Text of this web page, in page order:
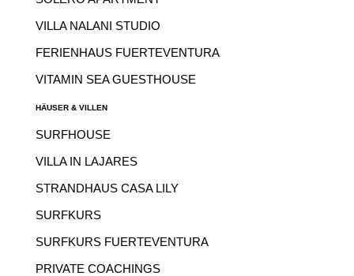
VILLA NALANI STUDIO
FERIENHAUS FUERTEVENTURA
VITAMIN SEA GUESTHOUSE
HÄUSER & VILLEN
SURFHOUSE
VILLA IN LAJARES
STRANDHAUS CASA LILY
SURFKURS
SURFKURS FUERTEVENTURA
PRIVATE COACHINGS